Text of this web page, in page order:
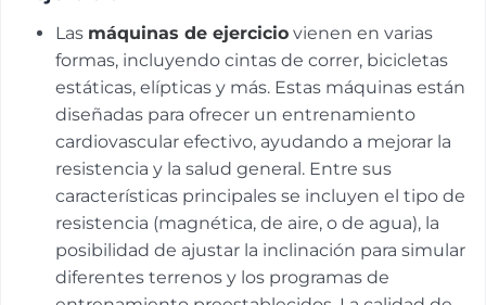
Las máquinas de ejercicio vienen en varias
formas, incluyendo cintas de correr, bicicletas
estáticas, elípticas y más. Estas máquinas están
diseñadas para ofrecer un entrenamiento
cardiovascular efectivo, ayudando a mejorar la
resistencia y la salud general. Entre sus
características principales se incluyen el tipo de
resistencia (magnética, de aire, o de agua), la
posibilidad de ajustar la inclinación para simular
diferentes terrenos y los programas de